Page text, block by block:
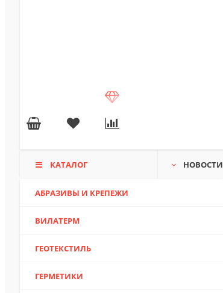
КАТАЛОГ НОВОСТИ
АБРАЗИВЫ И КРЕПЕЖИ
ВИЛАТЕРМ
ГЕОТЕКСТИЛЬ
ГЕРМЕТИКИ